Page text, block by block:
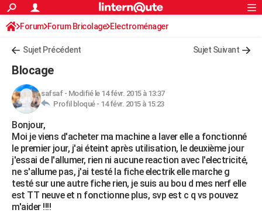
ACTUALITÉS
Politique
Société
Faits Divers
Education
Monde
Villes
+
FINANCE
Retraite
Impôts
Epargne
Immobilier
Risques naturels par ville
Banque
Assurance
Crédit
AUTO
Essais
Réserver un essai
Citadines
Berlines
SUV
Forum auto
+HIGH-TECH
Mobiles
Meilleur smartphone
Internet
Ordinateurs
Jeux vidéo
Guide high-tech
+BRICOLAGE
Forum
Aménagement intérieur
Extérieur
Cuisine
Salle de bains
Jardinage
Rangement
WEEK-END
Guides de France
Escapades
Patrimoine
Expositions
Musées
Week-end nature
LIFESTYLE
S'inscrire
Connexion
Forum Forum Bricolage Electroménager
Sujet Précédent Sujet Suivant
Blocage
safsaf- Modifié le 14 févr. 2015 à 13:37
Profil bloqué - 14 févr. 2015 à 15:23
Bonjour,
Moi je viens d'acheter ma machine a laver elle a fonctionné
le premier jour, j'ai éteint après utilisation, le deuxième jour
j'essai de l'allumer, rien ni aucune reaction avec l'electricité,
ne s'allume pas, j'ai testé la fiche electrik elle marche g
testé sur une autre fiche rien, je suis au bou d mes nerf elle
est TT neuve et n fonctionne plus, svp est c q vs pouvez
m'aider !!!!